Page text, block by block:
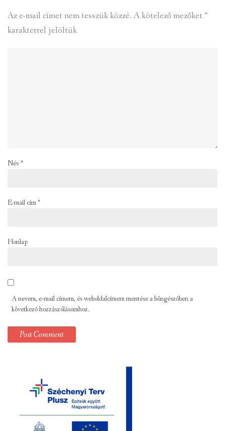
Az e-mail címet nem tesszük közzé. A kötelező mezőket *
karakterrel jelöltük
Név*
E-mail cím*
Honlap
A nevem, e-mail címem, és weboldalcímem mentése a böngészőben a
következő hozzászólásomhoz.